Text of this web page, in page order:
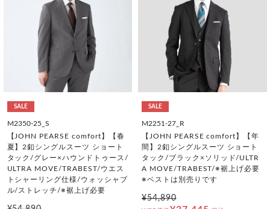
SALE
M2350-25_S
【JOHN PEARSE comfort】【春
夏】2釦シングルスーツ ショート
タック/グレー×ハウンドトゥース/
ULTRA MOVE/TRABEST/ウエス
トシャーリング仕様/ウォッシャブ
ル/ストレッチ/※裾上げ必要
SALE
M2251-27_R
【JOHN PEARSE comfort】【年
間】2釦シングルスーツ ショート
タック/ブラック×ソリッド/ULTR
A MOVE/TRABEST/※裾上げ必要
※ベストは別売りです
¥54,890